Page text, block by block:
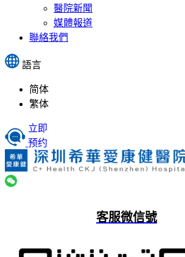
醫院新聞
媒體報道
聯絡我們
語言
简体
繁体
立即
预约
客服微信號